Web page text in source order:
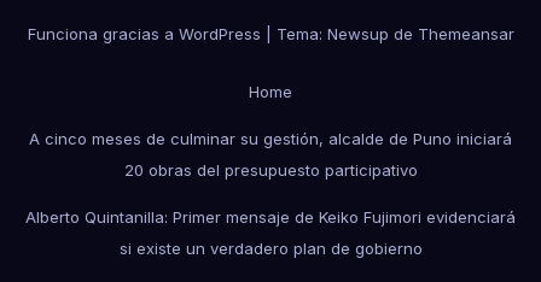
Funciona gracias a WordPress Tema: Newsup de Themeansar
Home
A cinco meses de culminar su gestión, alcalde de Puno iniciará
20 obras del presupuesto participativo
Alberto Quintanilla: Primer mensaje de Keiko Fujimori evidenciará
si existe un verdadero plan de gobierno